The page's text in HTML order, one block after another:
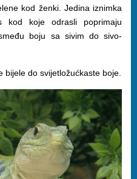
kod ženki. Jedina iznimka
kod koje odrasli poprimaju
boju sa sivim do sivo-
do svijetložućkaste boje.